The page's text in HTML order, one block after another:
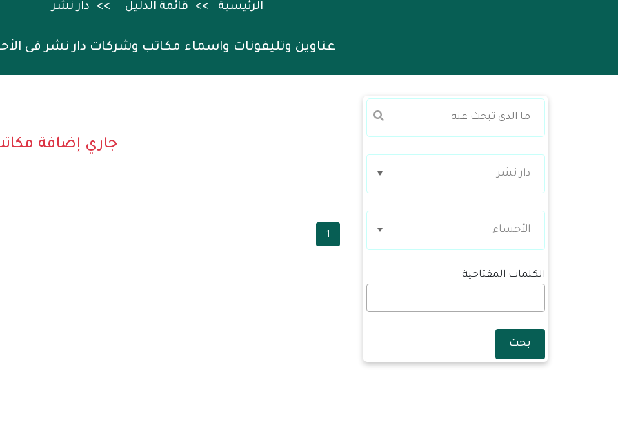
الرئيسية قائمة الدليل دار نشر
عناوين وتليفونات واسماء مكاتب وشركات دار نشر فى
دار نشر
الأحساء
الكلمات المفتاحية
بحث
جاري إضافة
1